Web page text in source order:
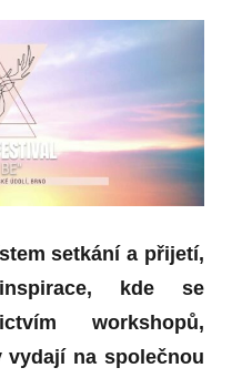
setkání a přijetí,
kde se
workshopů,
vydají na společnou